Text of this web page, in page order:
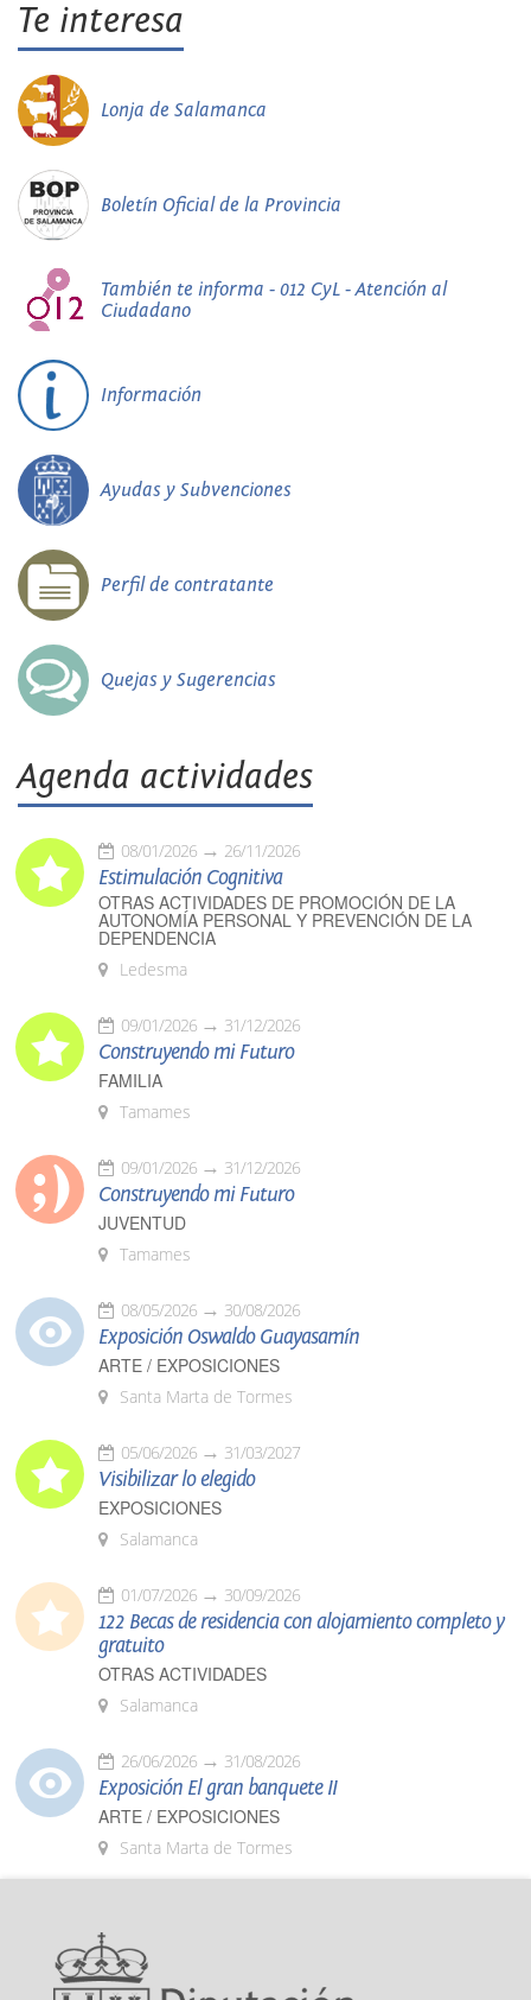
Te interesa
Lonja de Salamanca
Boletín Oficial de la Provincia
También te informa - 012 CyL - Atención al
Ciudadano
Información
Ayudas y Subvenciones
Perfil de contratante
Quejas y Sugerencias
Agenda actividades
08/01/2026 26/11/2026
Estimulación Cognitiva
OTRAS ACTIVIDADES DE PROMOCIÓN DE LA
AUTONOMÍA PERSONAL Y PREVENCIÓN DE LA
DEPENDENCIA
Ledesma
09/01/2026 31/12/2026
Construyendo mi Futuro
FAMILIA
Tamames
09/01/2026 31/12/2026
Construyendo mi Futuro
JUVENTUD
Tamames
08/05/2026 30/08/2026
Exposición Oswaldo Guayasamín
ARTE / EXPOSICIONES
Santa Marta de Tormes
05/06/2026 31/03/2027
Visibilizar lo elegido
EXPOSICIONES
Salamanca
01/07/2026 30/09/2026
122 Becas de residencia con alojamiento completo y
gratuito
OTRAS ACTIVIDADES
Salamanca
26/06/2026 31/08/2026
Exposición El gran banquete II
ARTE / EXPOSICIONES
Santa Marta de Tormes